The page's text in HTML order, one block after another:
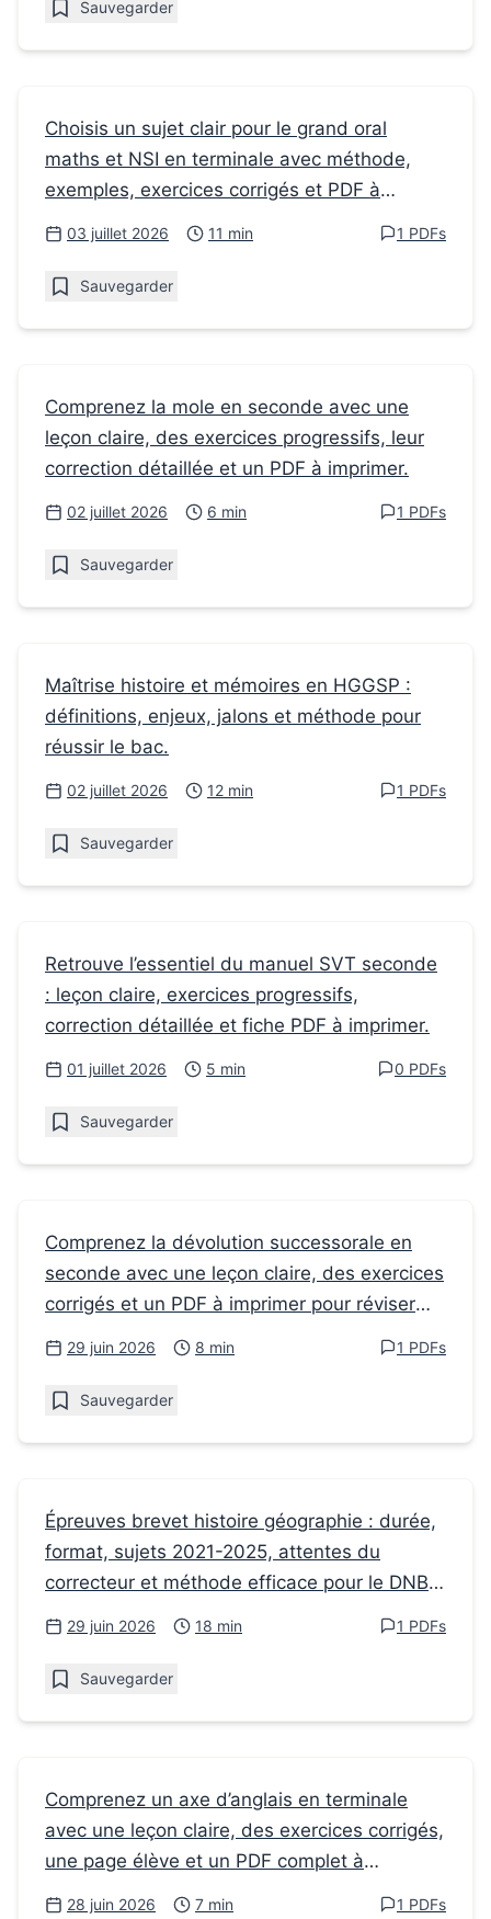
Sauvegarder
Fiches de révision
Comment choisir un sujet de Grand Oral
Maths et NSI en terminale
Choisis un sujet clair pour le grand oral
maths et NSI en terminale avec méthode,
exemples, exercices corrigés et PDF à
imprimer.
03 juillet 2026 11 min 1 PDFs
Sauvegarder
Fiches de révision
Comment aborder le programme de
Physique-Chimie en Seconde : la mole
Comprenez la mole en seconde avec une
leçon claire, des exercices progressifs, leur
correction détaillée et un PDF à imprimer.
02 juillet 2026 6 min 1 PDFs
Sauvegarder
Fiches de révision
Histoire et mémoires HGGSP :
comprendre les notions clés
Maîtrise histoire et mémoires en HGGSP :
définitions, enjeux, jalons et méthode pour
réussir le bac.
02 juillet 2026 12 min 1 PDFs
Sauvegarder
Fiches de révision
Comment choisir un Manuel SVT seconde
et bien réviser
Retrouve l’essentiel du manuel SVT seconde
: leçon claire, exercices progressifs,
correction détaillée et fiche PDF à imprimer.
01 juillet 2026 5 min 0 PDFs
Sauvegarder
Fiches de révision
Dévolution successorale : voir combien de
temps elle prend en seconde
Comprenez la dévolution successorale en
seconde avec une leçon claire, des exercices
corrigés et un PDF à imprimer pour réviser
vite.
29 juin 2026 8 min 1 PDFs
Sauvegarder
Fiches de révision
Épreuves brevet histoire géographie :
format, sujets et méthode
Épreuves brevet histoire géographie : durée,
format, sujets 2021-2025, attentes du
correcteur et méthode efficace pour le DNB
2026.
29 juin 2026 18 min 1 PDFs
Sauvegarder
Fiches de révision
Le livre d’Anglais en Terminale : cours et
PDF à imprimer
Comprenez un axe d’anglais en terminale
avec une leçon claire, des exercices corrigés,
une page élève et un PDF complet à
imprimer.
28 juin 2026 7 min 1 PDFs